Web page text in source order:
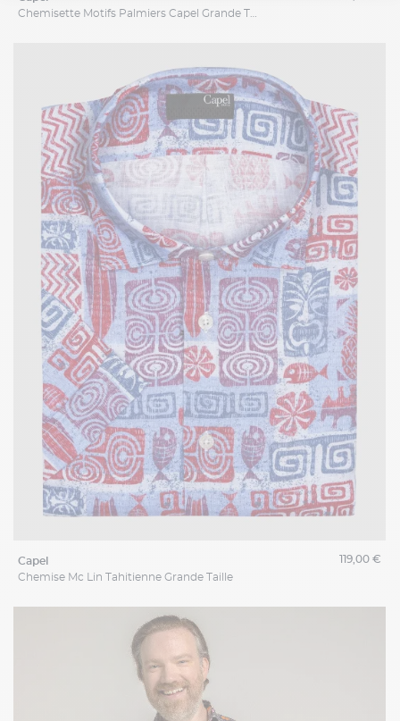
Chemisette Motifs Palmiers Capel Grande Taille
capel
Chemise Mc Lin Tahitienne Grande Taille
119,00 €